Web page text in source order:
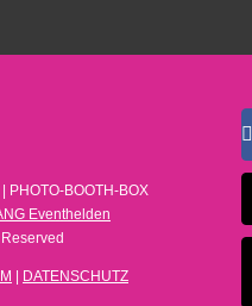
PHOTO-BOOTH-BOX
Eventhelden
DATENSCHUTZ